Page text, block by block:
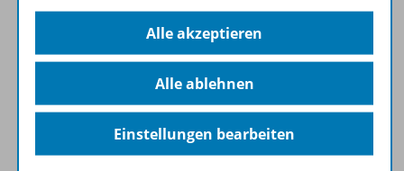
Informationen
Beschreibung
Alle akzeptieren
Alle ablehnen
Einstellungen bearbeiten